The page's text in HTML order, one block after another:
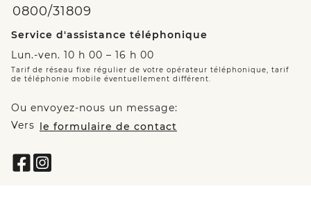
0800/31809
Service d'assistance téléphonique
Lun.-ven. 10 h 00 – 16 h 00
Tarif de réseau fixe régulier de votre opérateur téléphonique, tarif
de téléphonie mobile éventuellement différent.
Ou envoyez-nous un message:
Vers le formulaire de contact